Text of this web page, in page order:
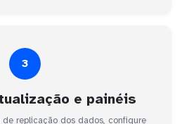
3
e painéis
replicação dos dados, configure